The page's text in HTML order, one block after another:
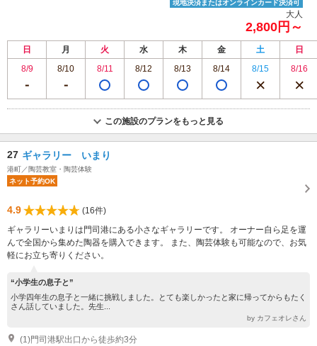
現地決済またはオンラインカード決済可
大人
2,800円～
日 月 火 水 木 金 土
日
8/9
8/10 8/11 8/12 8/13 8/14 8/15 8/16
この施設のプランをもっと見る
27 ギャラリー いまり
港町／陶芸教室・陶芸体験
ネット予約OK
4.9
(16件)
ギャラリーいまりは門司港にある小さなギャラリーです。 オーナー自ら足を運
んで全国から集めた陶器を購入できます。 また、陶芸体験も可能なので、お気
軽にお立ち寄りください。
“小学生の息子と”
小学四年生の息子と一緒に挑戦しました。とても楽しかったと家に帰ってからもたく
さん話していました。先生...
by カフェオレさん
(1)門司港駅出口から徒歩約3分